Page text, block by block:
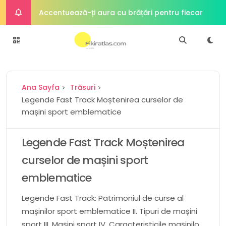
Accentuează-ți aura cu brățări pentru fiecare
Alimente din plante întregi Fundamentul unei
Cum o dietă bogată în proteine ​​poate
îmbunătăți sănătatea intestinală
Simplitate sofisticată Atractia atemporală a
bijuteriilor minimaliste
Ana Sayfa Trăsuri
Legende Fast Track Moștenirea curselor de
mașini sport emblematice
Legende Fast Track Moștenirea
curselor de mașini sport
emblematice
Legende Fast Track: Patrimoniul de curse al
mașinilor sport emblematice II. Tipuri de mașini